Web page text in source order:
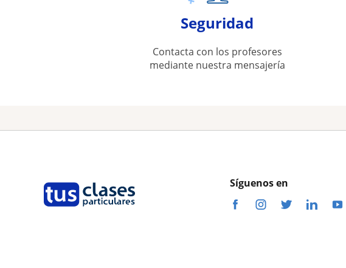
Seguridad
Contacta con los profesores
mediante nuestra mensajería
Síguenos en